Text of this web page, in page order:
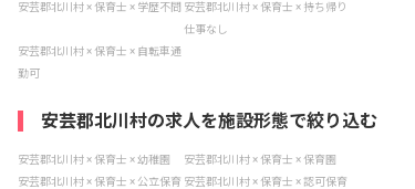
安芸郡北川村 × 保育士 × 学歴不問 安芸郡北川村 × 保育士 × 持ち帰り
仕事なし
安芸郡北川村 × 保育士 × 自転車通
勤可
安芸郡北川村の求人を施設形態で絞り込む
安芸郡北川村 × 保育士 × 幼稚園
安芸郡北川村 × 保育士 × 保育園
安芸郡北川村 × 保育士 × 公立保育 安芸郡北川村 × 保育士 × 認可保育